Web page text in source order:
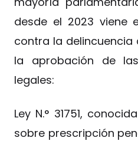
desde el 2023 viene
contra la delincuencia
la aprobación de
legales:
Ley N.° 31751,
sobre prescripción